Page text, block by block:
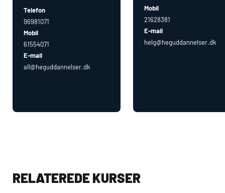
Telefon
96981071
Mobil
61554071
E-mail
all@heguddannelser.dk
Mobil
21628381
E-mail
helg@heguddannelser.dk
RELATEREDE KURSER